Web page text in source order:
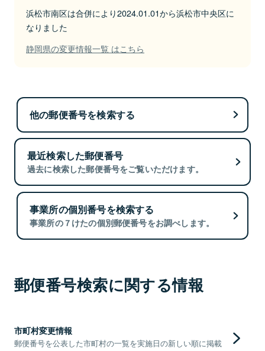
浜松市南区は合併により2024.01.01から浜松市中央区に
なりました
静岡県の変更情報一覧 はこちら
他の郵便番号を検索する
最近検索した郵便番号
過去に検索した郵便番号をご覧いただけます。
事業所の個別番号を検索する
事業所の７けたの個別郵便番号をお調べします。
郵便番号検索に関する情報
市町村変更情報
郵便番号を公表した市町村の一覧を実施日の新しい順に掲載